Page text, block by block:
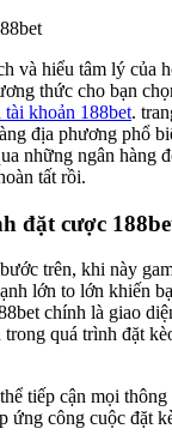
và hiểu tâm lý của
thức cho bạn
tài khoản 188bet.
địa phương phổ
những ngân hàng
tất rồi.
đặt cược
trên, khi này
lớn to lớn khiến
chính là giao
quá trình đặt
tiếp cận mọi
ứng công cuộc đặt